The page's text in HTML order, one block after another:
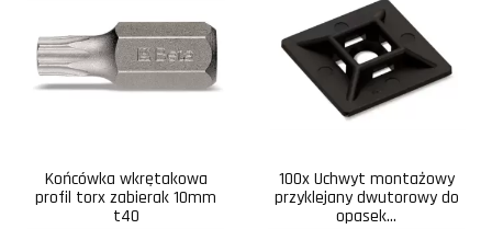
Końcówka wkrętakowa
profil torx zabierak 10mm
t40
100x Uchwyt montażowy
przyklejany dwutorowy do
opasek...